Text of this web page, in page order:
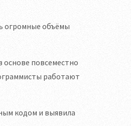
огромные объёмы
повсеместно
работают
кодом и выявила